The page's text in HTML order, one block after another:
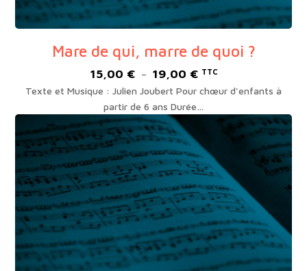
Mare de qui, marre de quoi ?
15,00 € – 19,00 €Plage
de
15,00 €
19,00 €
TTC
Texte et Musique : Julien Joubert Pour chœur d'enfants à
partir de 6 ans Durée…